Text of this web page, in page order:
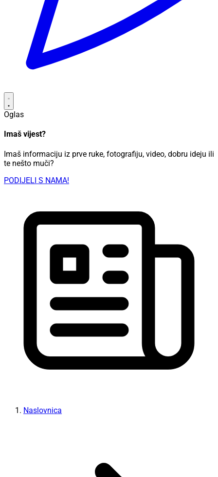
Oglas
Imaš vijest?
Imaš informaciju iz prve ruke, fotografiju, video, dobru ideju ili
te nešto muči?
PODIJELI S NAMA!
Naslovnica